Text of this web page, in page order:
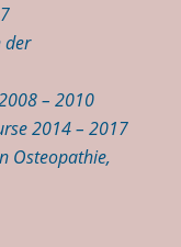
der
– 2010
2014 – 2017
Osteopathie,